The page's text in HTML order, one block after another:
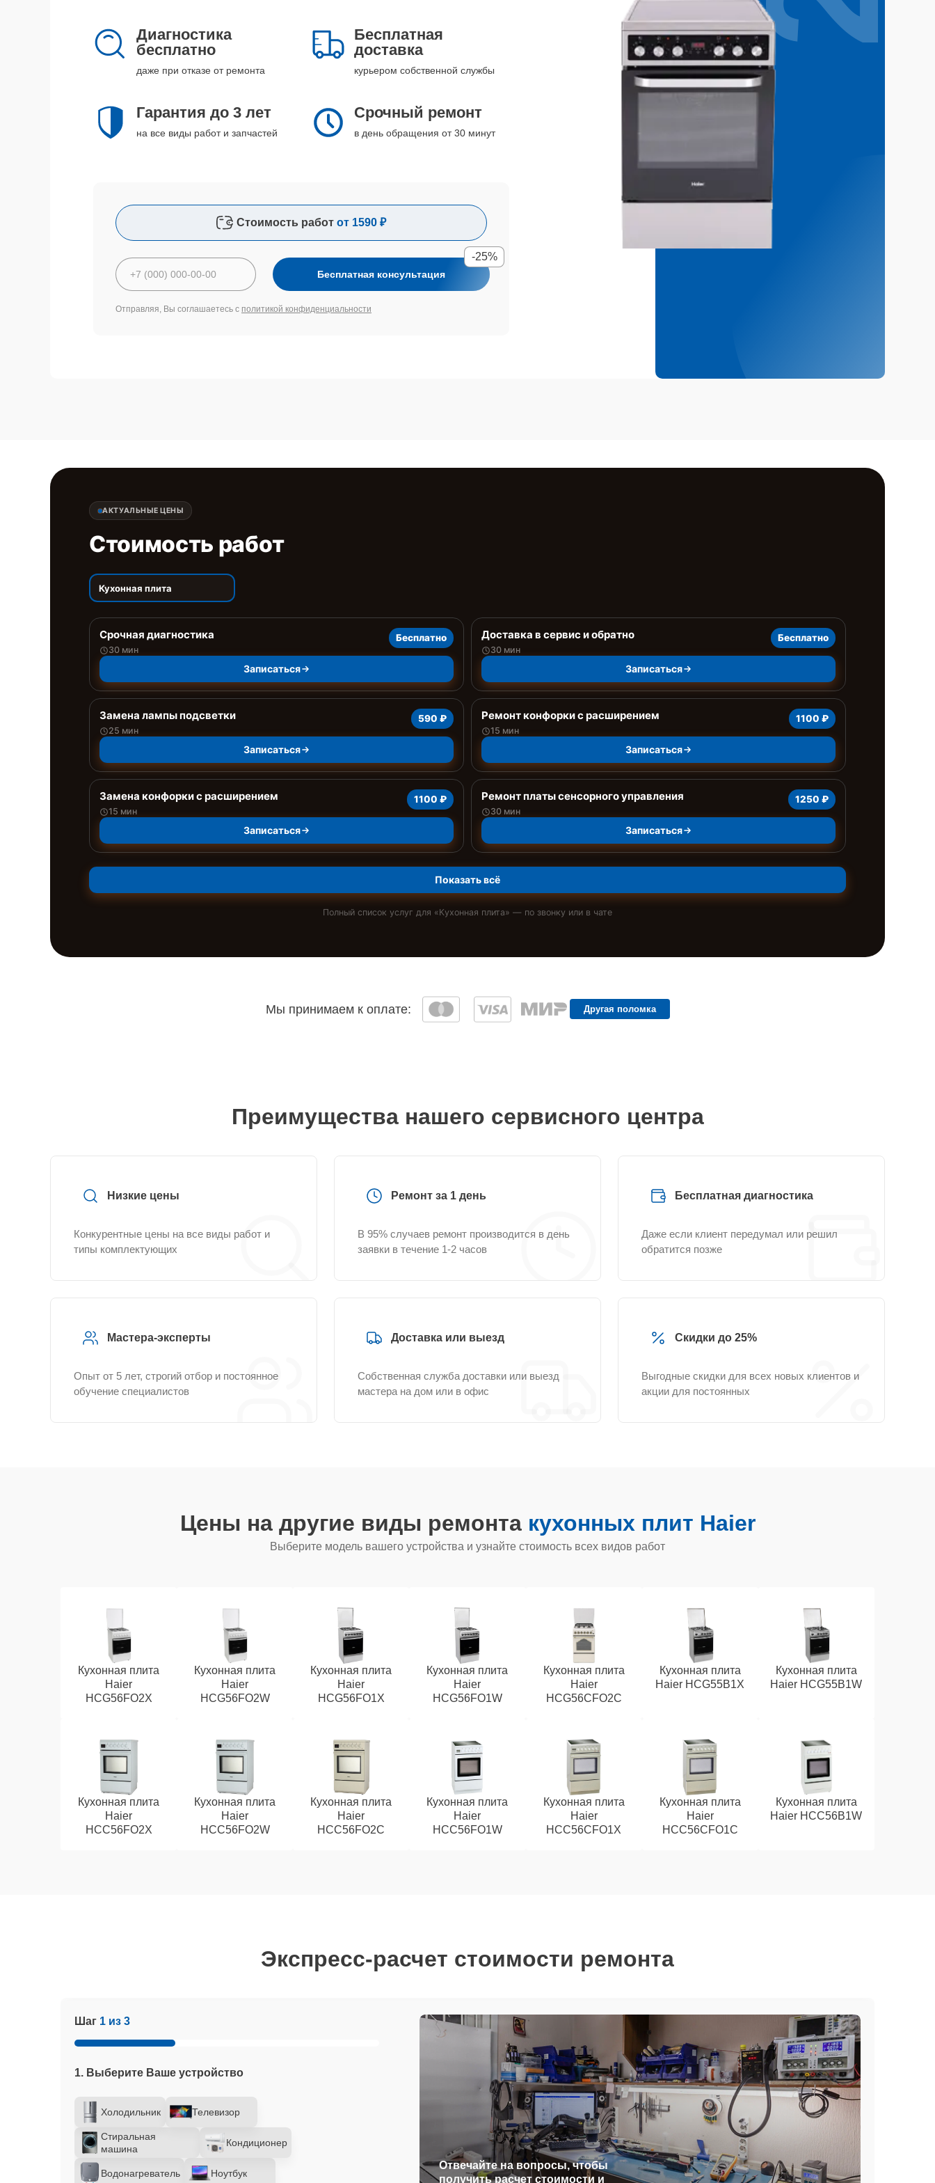
Диагностика
бесплатно
даже при отказе от ремонта
Бесплатная
доставка
курьером собственной службы
Гарантия до 3 лет
на все виды работ и запчастей
Срочный ремонт
в день обращения от 30 минут
Стоимость работ от 1590 ₽
Бесплатная консультация
-25%
Отправляя, Вы соглашаетесь с политикой конфиденциальности
АКТУАЛЬНЫЕ ЦЕНЫ
Стоимость работ
Кухонная плита
Срочная диагностика
30 мин
Бесплатно
Записаться
Доставка в сервис и обратно
30 мин
Бесплатно
Записаться
Замена лампы подсветки
25 мин
590 ₽
Записаться
Ремонт конфорки с расширением
15 мин
1100 ₽
Записаться
Замена конфорки с расширением
15 мин
1100 ₽
Записаться
Ремонт платы сенсорного управления
30 мин
1250 ₽
Записаться
Показать всё
Полный список услуг для «Кухонная плита» — по звонку или в чате
Мы принимаем к оплате: Другая поломка
Преимущества нашего сервисного центра
Низкие цены
Конкурентные цены на все виды работ и
типы комплектующих
Ремонт за 1 день
В 95% случаев ремонт производится в день
заявки в течение 1-2 часов
Бесплатная диагностика
Даже если клиент передумал или решил
обратится позже
Мастера-эксперты
Опыт от 5 лет, строгий отбор и постоянное
обучение специалистов
Доставка или выезд
Собственная служба доставки или выезд
мастера на дом или в офис
Скидки до 25%
Выгодные скидки для всех новых клиентов и
акции для постоянных
Цены на другие виды ремонта кухонных плит Haier
Выберите модель вашего устройства и узнайте стоимость всех видов работ
Кухонная плита
Haier
HCG56FO2X
Кухонная плита
Haier
HCG56FO2W
Кухонная плита
Haier
HCG56FO1X
Кухонная плита
Haier
HCG56FO1W
Кухонная плита
Haier
HCG56CFO2C
Кухонная плита
Haier HCG55B1X
Кухонная плита
Haier HCG55B1W
Кухонная плита
Haier
HCC56FO2X
Кухонная плита
Haier
HCC56FO2W
Кухонная плита
Haier
HCC56FO2C
Кухонная плита
Haier
HCC56FO1W
Кухонная плита
Haier
HCC56CFO1Х
Кухонная плита
Haier
HCC56CFO1С
Кухонная плита
Haier HCC56B1W
Экспресс-расчет стоимости ремонта
Шаг 1 из 3
1. Выберите Ваше устройство
Холодильник Телевизор
Стиральная
машина
Кондиционер
Водонагреватель Ноутбук
Отвечайте на вопросы, чтобы
получить расчет стоимости и